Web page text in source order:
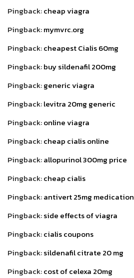
Pingback:cheap viagra
Pingback:mymvrc.org
Pingback:cheapest Cialis 60mg
Pingback:buy sildenafil 200mg
Pingback:generic viagra
Pingback:levitra 20mg generic
Pingback:online viagra
Pingback:cheap cialis online
Pingback:allopurinol 300mg price
Pingback:cheap cialis
Pingback:antivert 25mg medication
Pingback:side effects of viagra
Pingback:cialis coupons
Pingback:sildenafil citrate 20 mg
Pingback:cost of celexa 20mg